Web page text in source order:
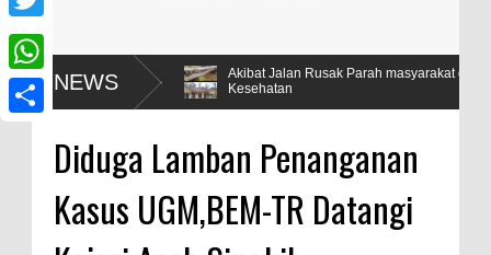
NEWS
5
Akibat Jalan Rusak Parah masyarakat desa Sintuban
Kesehatan
Diduga Lamban Penanganan
Kasus UGM,BEM-TR Datangi
c
e
T
w
W
h